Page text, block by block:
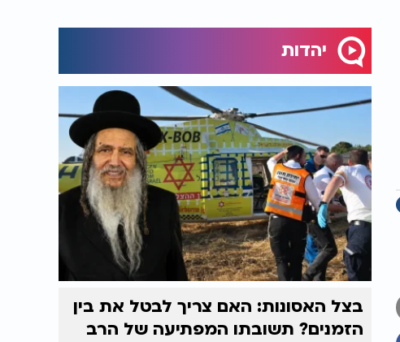
יהדות
בצל האסונות: האם צריך לבטל את בין
הזמנים? תשובתו המפתיעה של הרב